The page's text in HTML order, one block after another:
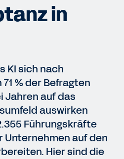
in
KI sich nach
% der Befragten
Jahren auf das
auswirken
Führungskräfte
Unternehmen auf den
Hier sind die